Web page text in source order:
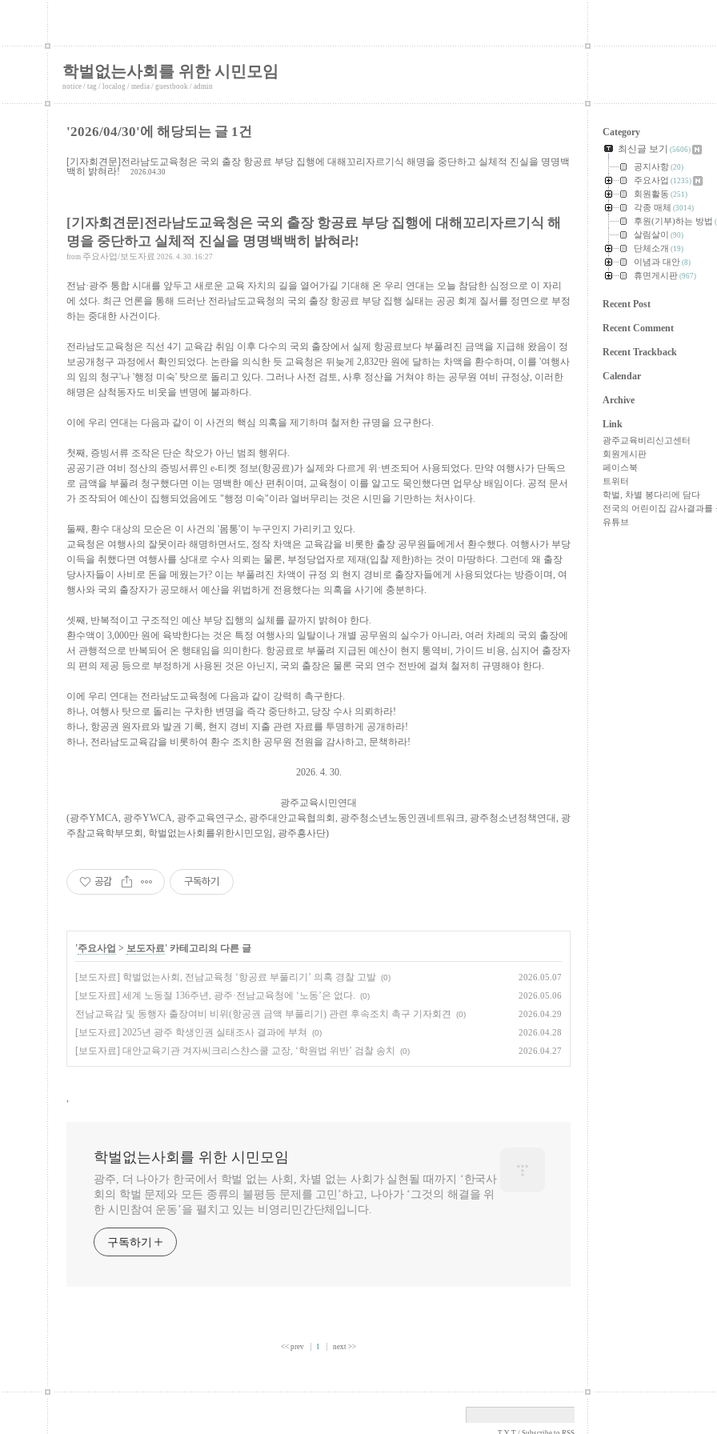
학벌없는사회를 위한 시민모임
notice / tag / localog / media / guestbook / admin
'2026/04/30'에 해당되는 글 1건
[기자회견문]전라남도교육청은 국외 출장 항공료 부당 집행에 대해꼬리자르기식 해명을 중단하고 실체적 진실을 명명백
백히 밝혀라!
2026.04.30
[기자회견문]전라남도교육청은 국외 출장 항공료 부당 집행에 대해꼬리자르기식 해
명을 중단하고 실체적 진실을 명명백백히 밝혀라!
from 주요사업/보도자료 2026. 4. 30. 16:27
전남·광주 통합 시대를 앞두고 새로운 교육 자치의 길을 열어가길 기대해 온 우리 연대는 오늘 참담한 심정으로 이 자리
에 섰다. 최근 언론을 통해 드러난 전라남도교육청의 국외 출장 항공료 부당 집행 실태는 공공 회계 질서를 정면으로 부정
하는 중대한 사건이다.
전라남도교육청은 직선 4기 교육감 취임 이후 다수의 국외 출장에서 실제 항공료보다 부풀려진 금액을 지급해 왔음이 정
보공개청구 과정에서 확인되었다. 논란을 의식한 듯 교육청은 뒤늦게 2,832만 원에 달하는 차액을 환수하며, 이를 '여행사
의 임의 청구'나 '행정 미숙' 탓으로 돌리고 있다. 그러나 사전 검토, 사후 정산을 거쳐야 하는 공무원 여비 규정상, 이러한
해명은 삼척동자도 비웃을 변명에 불과하다.
이에 우리 연대는 다음과 같이 이 사건의 핵심 의혹을 제기하며 철저한 규명을 요구한다.
첫째, 증빙서류 조작은 단순 착오가 아닌 범죄 행위다.
공공기관 여비 정산의 증빙서류인 e-티켓 정보(항공료)가 실제와 다르게 위 ·변조되어 사용되었다. 만약 여행사가 단독으
로 금액을 부풀려 청구했다면 이는 명백한 예산 편취이며, 교육청이 이를 알고도 묵인했다면 업무상 배임이다. 공적 문서
가 조작되어 예산이 집행되었음에도 "행정 미숙"이라 얼버무리는 것은 시민을 기만하는 처사이다.
둘째, 환수 대상의 모순은 이 사건의 '몸통'이 누구인지 가리키고 있다.
교육청은 여행사의 잘못이라 해명하면서도, 정작 차액은 교육감을 비롯한 출장 공무원들에게서 환수했다. 여행사가 부당
이득을 취했다면 여행사를 상대로 수사 의뢰는 물론, 부정당업자로 제재(입찰 제한)하는 것이 마땅하다. 그런데 왜 출장
당사자들이 사비로 돈을 메웠는가? 이는 부풀려진 차액이 규정 외 현지 경비로 출장자들에게 사용되었다는 방증이며, 여
행사와 국외 출장자가 공모해서 예산을 위법하게 전용했다는 의혹을 사기에 충분하다.
셋째, 반복적이고 구조적인 예산 부당 집행의 실체를 끝까지 밝혀야 한다.
환수액이 3,000만 원에 육박한다는 것은 특정 여행사의 일탈이나 개별 공무원의 실수가 아니라, 여러 차례의 국외 출장에
서 관행적으로 반복되어 온 행태임을 의미한다. 항공료로 부풀려 지급된 예산이 현지 통역비 , 가이드 비용, 심지어 출장자
의 편의 제공 등으로 부정하게 사용된 것은 아닌지 , 국외 출장은 물론 국외 연수 전반에 걸쳐 철저히 규명해야 한다.
이에 우리 연대는 전라남도교육청에 다음과 같이 강력히 촉구한다.
하나, 여행사 탓으로 돌리는 구차한 변명을 즉각 중단하고, 당장 수사 의뢰하라!
하나, 항공권 원자료와 발권 기록, 현지 경비 지출 관련 자료를 투명하게 공개하라!
하나, 전라남도교육감을 비롯하여 환수 조치한 공무원 전원을 감사하고, 문책하라!
2026. 4. 30.
광주교육시민연대
(광주YMCA, 광주YWCA, 광주교육연구소, 광주대안교육협의회 , 광주청소년노동인권네트워크, 광주청소년정책연대, 광
주참교육학부모회 , 학벌없는사회를위한시민모임, 광주흥사단)
공감 구독하기
'주요사업 > 보도자료' 카테고리의 다른 글
[보도자료] 학벌없는사회, 전남교육청 ‘항공료 부풀리기’ 의혹 경찰 고발 (0) 2026.05.07
[보도자료] 세계 노동절 136주년, 광주·전남교육청에 ‘노동’은 없다. (0) 2026.05.06
전남교육감 및 동행자 출장여비 비위(항공권 금액 부풀리기) 관련 후속조치 촉구 기자회견 (0) 2026.04.29
[보도자료] 2025년 광주 학생인권 실태조사 결과에 부쳐 (0) 2026.04.28
[보도자료] 대안교육기관 겨자씨크리스챤스쿨 교장, ‘학원법 위반’ 검찰 송치 (0) 2026.04.27
,
학벌없는사회를 위한 시민모임
광주, 더 나아가 한국에서 학벌 없는 사회, 차별 없는 사회가 실현될 때까지 ‘한국사
회의 학벌 문제와 모든 종류의 불평등 문제를 고민’하고, 나아가 ‘그것의 해결을 위
한 시민참여 운동’을 펼치고 있는 비영리민간단체입니다.
구독하기
<< prev 1 next >>
Category
최신글 보기
(5606)
공지사항 (20)
주요사업 (1235)
회원활동 (251)
각종 매체 (3014)
후원(기부)하는 방법
살림살이 (90)
단체소개 (19)
이념과 대안 (8)
휴면게시판 (967)
Recent Post
Recent Comment
Recent Trackback
Calendar
Archive
Link
광주교육비리신고센터
회원게시판
페이스북
트위터
학벌, 차별 봉다리에 담다
전국의 어린이집 감사결과를
유튜브